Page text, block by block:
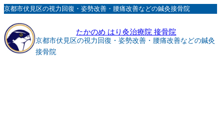
内
を
ス
キ
京都市伏見区の視力回復・姿勢改善・腰痛改善などの鍼灸接骨院
たかのめ はり灸治療院 接骨院
京都市伏見区の視力回復・姿勢改善・腰痛改善などの鍼灸
接骨院